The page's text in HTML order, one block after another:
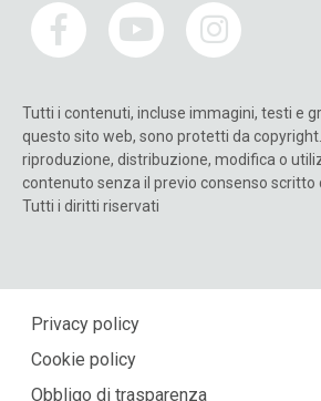
Tutti i contenuti, incluse immagini, testi e
questo sito web, sono protetti da
riproduzione, distribuzione, modifica o
contenuto senza il previo consenso scritto
Tutti i diritti riservati
Privacy policy
Cookie policy
Obbligo di trasparenza